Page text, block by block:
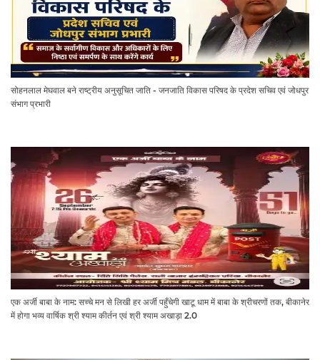
सोहनलाल मेघवाल बने राष्ट्रीय अनुसूचित जाति - जनजाति विकास परिषद के प्रदेश सचिव एवं जोधपुर
संभाग प्रभारी
एक अर्जी बाबा के नाम: सच्चे मन से लिखी हर अर्जी पहुँचेगी खाटू धाम में बाबा के श्रीचरणों तक, बीकानेर
में होगा भव्य वार्षिक श्री श्याम कीर्तन एवं श्री श्याम अखाड़ा 2.0